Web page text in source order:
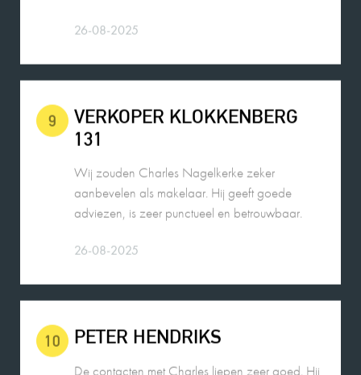
131
Wij zouden Charles Nagelkerke zeker
aanbevelen als makelaar. Hij geeft goede
adviezen, is zeer punctueel en betrouwbaar.
26-08-2025
De contacten met Charles liepen zeer goed. Hij
voldeed boven verwachting en alles verliep